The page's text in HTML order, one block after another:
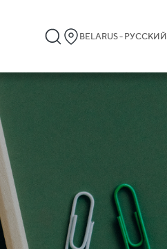
BELARUS - РУССКИЙ